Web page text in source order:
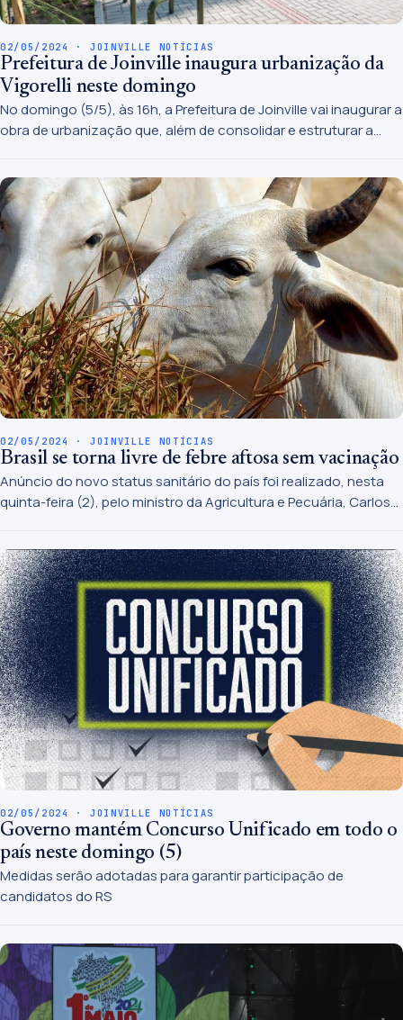
02/05/2024 · JOINVILLE NOTÍCIAS
Prefeitura de Joinville inaugura urbanização da
Vigorelli neste domingo
No domingo (5/5), às 16h, a Prefeitura de Joinville vai inaugurar a
obra de urbanização que, além de consolidar e estruturar a
água encanada e luz elétrica possuíam.
02/05/2024 · JOINVILLE NOTÍCIAS
Brasil se torna livre de febre aftosa sem vacinação
Anúncio do novo status sanitário do país foi realizado, nesta
quinta-feira (2), pelo ministro da Agricultura e Pecuária, Carlos
02/05/2024 · JOINVILLE NOTÍCIAS
Governo mantém Concurso Unificado em todo o
país neste domingo (5)
Medidas serão adotadas para garantir participação de
candidatos do RS